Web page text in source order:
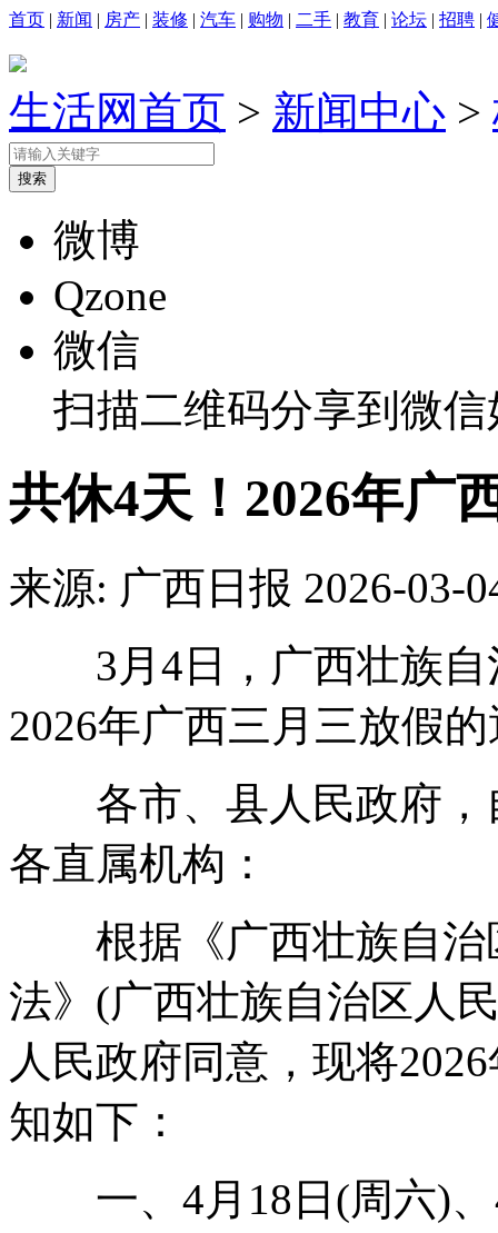
首页 | 新闻 | 房产 | 装修 | 汽车 | 购物 | 二手 | 教育 | 论坛 | 招聘 |
生活网首页 > 新闻中心 >
微博
Qzone
微信
扫描二维码分享到微
共休4天！2026年广
来源: 广西日报 2026-03-
3月4日，广西壮族自
2026年广西三月三放假
各市、县人民政府，
各直属机构：
根据《广西壮族自治
法》(广西壮族自治区人
人民政府同意，现将
知如下：
一、4月18日(周六)、